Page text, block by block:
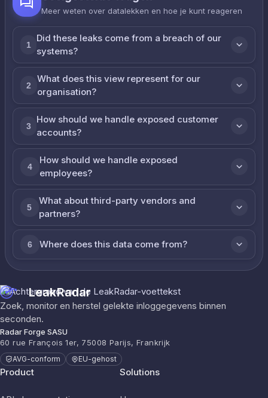
Meer weten over datalekken en hoe je kunt reageren
1
Did these leaks come from a breach of our
systems?
2
What does this view represent for our
organisation?
3
How should we handle exposed customer
accounts?
4
How should we handle exposed
employees?
5
What about third-party vendors and
partners?
6 Where does this data come from?
LeakRadar
Zoek, monitor en herstel gelekte inloggegevens binnen
seconden.
Radar Forge SASU
60 rue François 1er, 75008 Parijs, Frankrijk
AVG-conform EU-gehost
Product Solutions